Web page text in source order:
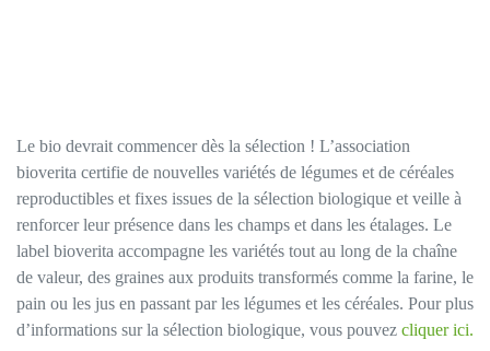
Le bio devrait commencer dès la sélection ! L’association
bioverita certifie de nouvelles variétés de légumes et de céréales
reproductibles et fixes issues de la sélection biologique et veille à
renforcer leur présence dans les champs et dans les étalages. Le
label bioverita accompagne les variétés tout au long de la chaîne
de valeur, des graines aux produits transformés comme la farine, le
pain ou les jus en passant par les légumes et les céréales. Pour plus
d’informations sur la sélection biologique, vous pouvez cliquer ici.